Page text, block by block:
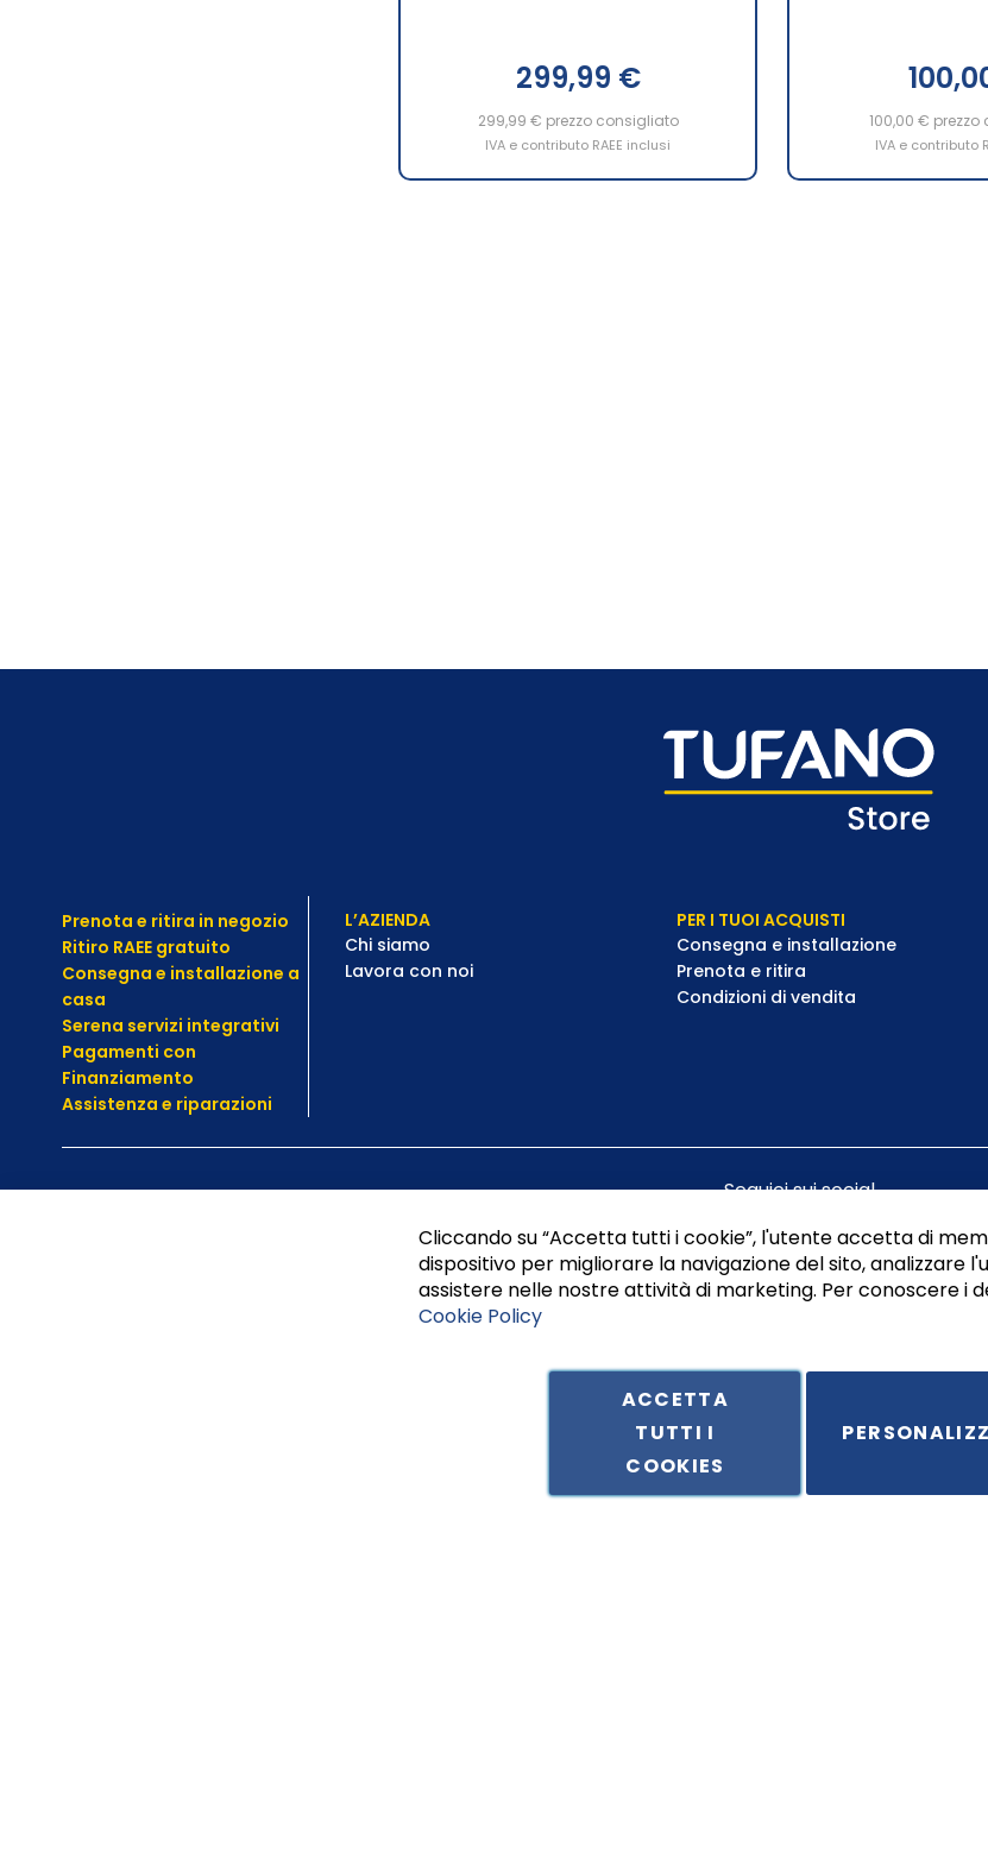
299,99 €
299,99 € prezzo consigliato
IVA e contributo RAEE inclusi
100,00 € prezzo
IVA e contributo
Prenota e ritira in negozio
Ritiro RAEE gratuito
Consegna e installazione a
casa
Serena servizi integrativi
Pagamenti con
Finanziamento
Assistenza e riparazioni
L’AZIENDA
Chi siamo
Lavora con noi
PER I TUOI ACQUISTI
Consegna e installazione
Prenota e ritira
Condizioni di vendita
Seguici sui social
Tufano Teresa S.r.l’. Cap. Soc. i.v. € 312.000,00 - Sede legale in Via Principe di Piemonte 199, cap. 80026 Casoria
Cliccando su “Accetta tutti i cookie”, l'utente accetta di
dispositivo per migliorare la navigazione del sito, analizzare
assistere nelle nostre attività di marketing. Per conoscere i
Cookie Policy
ACCETTA
TUTTI I
COOKIES